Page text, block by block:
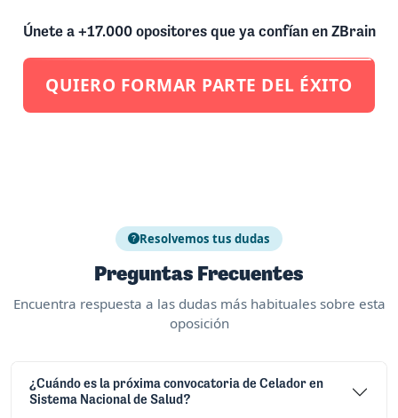
Únete a +17.000 opositores que ya confían en ZBrain
QUIERO FORMAR PARTE DEL ÉXITO
Resolvemos tus dudas
Preguntas Frecuentes
Encuentra respuesta a las dudas más habituales sobre esta
oposición
¿Cuándo es la próxima convocatoria de Celador en
Sistema Nacional de Salud?